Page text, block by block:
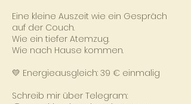
Eine kleine Auszeit wie ein Gespräch
auf der Couch.
Wie ein tiefer Atemzug.
Wie nach Hause kommen.
💛 Energieausgleich: 39 € einmalig
Schreib mir über Telegram: